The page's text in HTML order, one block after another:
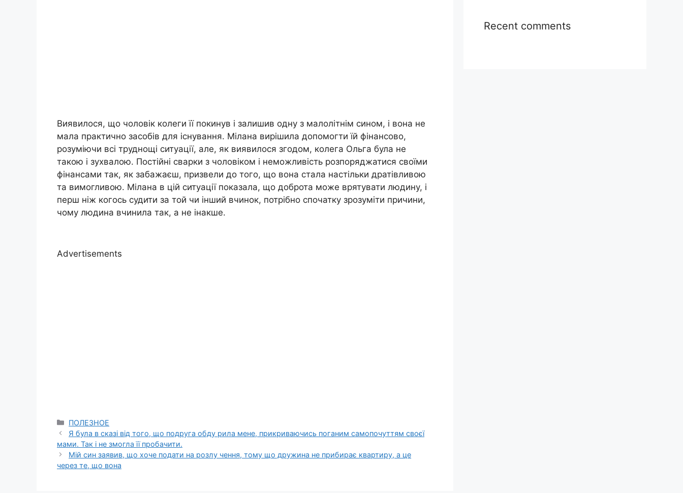
Виявилося, що чоловік колеги її покинув і залишив одну з малолітнім сином, і вона не
мала практично засобів для існування. Мілана вирішила допомогти їй фінансово,
розуміючи всі труднощі ситуації, але, як виявилося згодом, колега Ольга була не
такою і зухвалою. Постійні сварки з чоловіком і неможливість розпоряджатися своїми
фінансами так, як забажаєш, призвели до того, що вона стала настільки дратівливою
та вимогливою. Мілана в цій ситуації показала, що доброта може врятувати людину, і
перш ніж когось судити за той чи інший вчинок, потрібно спочатку зрозуміти причини,
чому людина вчинила так, а не інакше.
Advertisements
Categories
ПОЛЕЗНОЕ
Я була в сказі від того, що подруга обду рила мене, прикриваючись поганим самопочуттям своєї
мами. Так і не змогла її пробачити.
Мій син заявив, що хоче подати на розлу чення, тому що дружина не прибирає квартиру, а це
через те, що вона
Recent comments